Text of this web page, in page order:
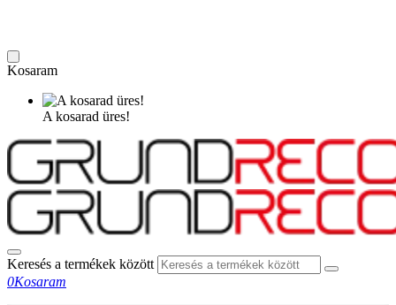
Kosaram
A kosarad üres!
Keresés a termékek között
0Kosaram